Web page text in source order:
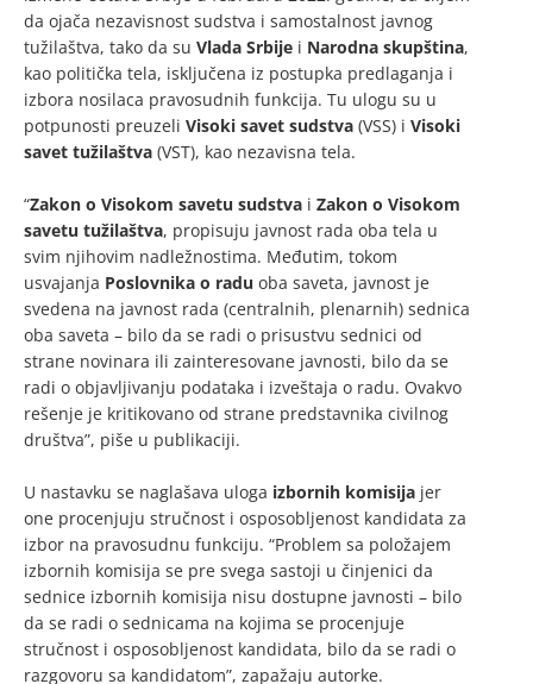
da ojača nezavisnost sudstva i samostalnost javnog
tužilaštva, tako da su Vlada Srbije i Narodna skupština,
kao politička tela, isključena iz postupka predlaganja i
izbora nosilaca pravosudnih funkcija. Tu ulogu su u
potpunosti preuzeli Visoki savet sudstva (VSS) i Visoki
savet tužilaštva (VST), kao nezavisna tela.
“Zakon o Visokom savetu sudstva i Zakon o Visokom
savetu tužilaštva, propisuju javnost rada oba tela u
svim njihovim nadležnostima. Međutim, tokom
usvajanja Poslovnika o radu oba saveta, javnost je
svedena na javnost rada (centralnih, plenarnih) sednica
oba saveta – bilo da se radi o prisustvu sednici od
strane novinara ili zainteresovane javnosti, bilo da se
radi o objavljivanju podataka i izveštaja o radu. Ovakvo
rešenje je kritikovano od strane predstavnika civilnog
društva”, piše u publikaciji.
U nastavku se naglašava uloga izbornih komisija jer
one procenjuju stručnost i osposobljenost kandidata za
izbor na pravosudnu funkciju. “Problem sa položajem
izbornih komisija se pre svega sastoji u činjenici da
sednice izbornih komisija nisu dostupne javnosti – bilo
da se radi o sednicama na kojima se procenjuje
stručnost i osposobljenost kandidata, bilo da se radi o
razgovoru sa kandidatom”, zapažaju autorke.